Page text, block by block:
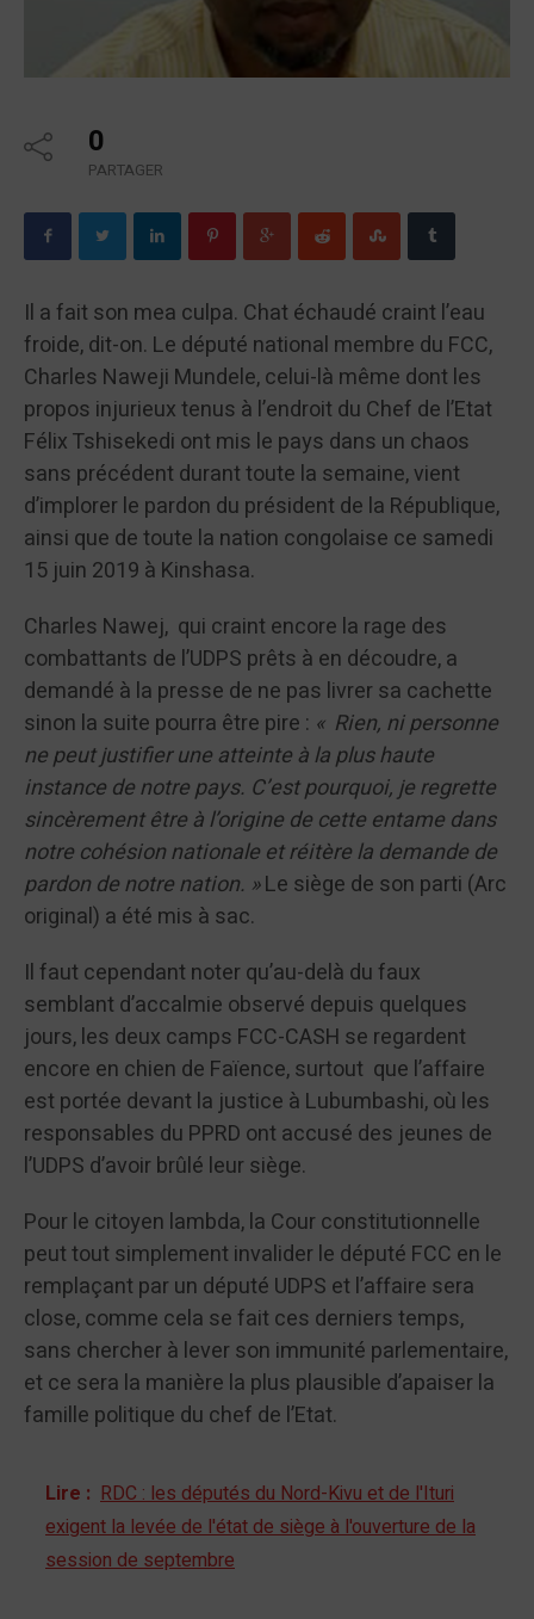
0
PARTAGER
Il a fait son mea culpa. Chat échaudé craint l’eau
froide, dit-on. Le député national membre du FCC,
Charles Naweji Mundele, celui-là même dont les
propos injurieux tenus à l’endroit du Chef de l’Etat
Félix Tshisekedi ont mis le pays dans un chaos
sans précédent durant toute la semaine, vient
d’implorer le pardon du président de la République,
ainsi que de toute la nation congolaise ce samedi
15 juin 2019 à Kinshasa.
Charles Nawej, qui craint encore la rage des
combattants de l’UDPS prêts à en découdre, a
demandé à la presse de ne pas livrer sa cachette
sinon la suite pourra être pire : « Rien, ni personne
ne peut justifier une atteinte à la plus haute
instance de notre pays. C’est pourquoi, je regrette
sincèrement être à l’origine de cette entame dans
notre cohésion nationale et réitère la demande de
pardon de notre nation. »Le siège de son parti (Arc
original) a été mis à sac.
Il faut cependant noter qu’au-delà du faux
semblant d’accalmie observé depuis quelques
jours, les deux camps FCC-CASH se regardent
encore en chien de Faïence, surtout que l’affaire
est portée devant la justice à Lubumbashi, où les
responsables du PPRD ont accusé des jeunes de
l’UDPS d’avoir brûlé leur siège.
Pour le citoyen lambda, la Cour constitutionnelle
peut tout simplement invalider le député FCC en le
remplaçant par un député UDPS et l’affaire sera
close, comme cela se fait ces derniers temps,
sans chercher à lever son immunité parlementaire,
et ce sera la manière la plus plausible d’apaiser la
famille politique du chef de l’Etat.
Lire : RDC : les députés du Nord-Kivu et de l'Ituri
exigent la levée de l'état de siège à l'ouverture de la
session de septembre